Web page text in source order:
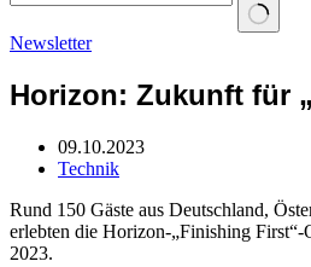
Newsletter
Horizon: Zukunft für
09.10.2023
Technik
Rund 150 Gäste aus Deutschland,
erlebten die Horizon-„Finishing First“-
2023.